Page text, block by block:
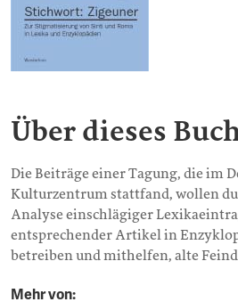
Über dieses
Die Beiträge einer Tagung, die im
Kulturzentrum stattfand, wollen
Analyse einschlägiger
entsprechender Artikel in
betreiben und mithelfen, alte
Mehr von: